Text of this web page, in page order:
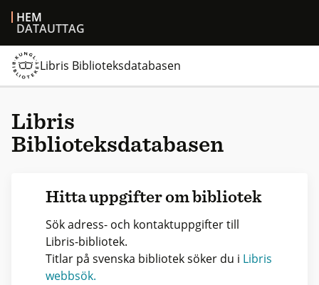
HEM
DATAUTTAG
Libris Biblioteksdatabasen
Libris
Biblioteksdatabasen
Hitta uppgifter om bibliotek
Sök adress- och kontaktuppgifter till
Libris-bibliotek.
Titlar på svenska bibliotek söker du i Libris
webbsök.